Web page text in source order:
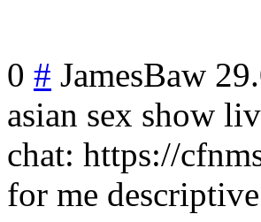
0 # JamesBaw
asian sex show
chat: https://
for me